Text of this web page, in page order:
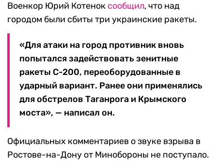
Военкор Юрий Котенок сообщил, что над
городом были сбиты три украинские ракеты.
«Для атаки на город противник вновь
попытался задействовать зенитные
ракеты С-200, переоборудованные в
ударный вариант. Ранее они применялись
для обстрелов Таганрога и Крымского
моста», — написал он.
Официальных комментариев о звуке взрыва в
Ростове-на-Дону от Минобороны не поступало.